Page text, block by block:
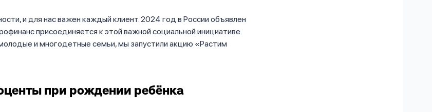
и для нас важен каждый клиент. 2024 год в России объявлен
присоединяется к этой важной социальной инициативе.
и многодетные семьи, мы запустили акцию «Растим
при рождении ребёнка